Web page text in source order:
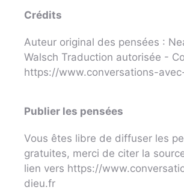
Crédits
Auteur original des pensées :
Walsch Traduction autorisée -
https://www.conversations-
Publier les pensées
Vous êtes libre de diffuser les
gratuites, merci de citer la
lien vers https://
dieu.fr